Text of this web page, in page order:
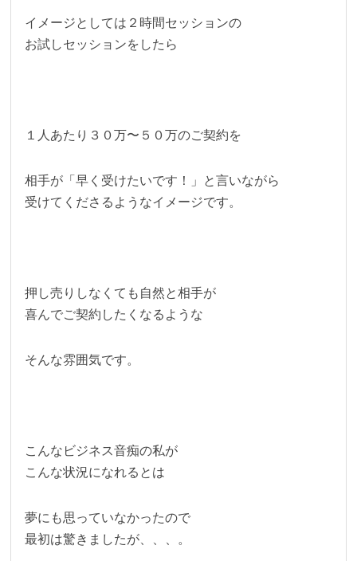
イメージとしては２時間セッションの
お試しセッションをしたら
１人あたり３０万〜５０万のご契約を
相手が「早く受けたいです！」と言いながら
受けてくださるようなイメージです。
押し売りしなくても自然と相手が
喜んでご契約したくなるような
そんな雰囲気です。
こんなビジネス音痴の私が
こんな状況になれるとは
夢にも思っていなかったので
最初は驚きましたが、、、。